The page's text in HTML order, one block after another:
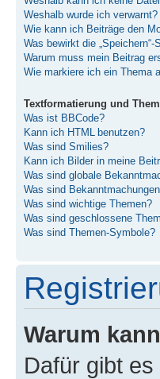
Weshalb wurde ich verwarnt?
Wie kann ich Beiträge den
Was bewirkt die
Warum muss mein Beitrag
Wie markiere ich ein Thema
Textformatierung und
Was ist BBCode?
Kann ich HTML benutzen?
Was sind Smilies?
Kann ich Bilder in meine
Was sind globale
Was sind
Was sind wichtige Themen?
Was sind geschlossene
Was sind Themen-Symbole?
Warum
Dafür gibt